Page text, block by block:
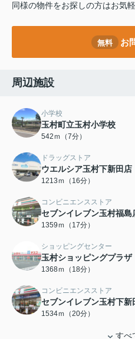
同様の物件をお探しの方はお気
無料 お
周辺施設
小学校
玉村町立玉村小学校
542ｍ（7分）
ドラッグストア
ウエルシア玉村下新田店
1213ｍ（16分）
コンビニエンスストア
セブンイレブン玉村福島
1359ｍ（17分）
ショッピングセンター
玉村ショッピングプラザ
1368ｍ（18分）
コンビニエンスストア
セブンイレブン玉村下新
1534ｍ（20分）
すべ